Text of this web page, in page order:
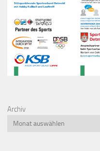
Archiv